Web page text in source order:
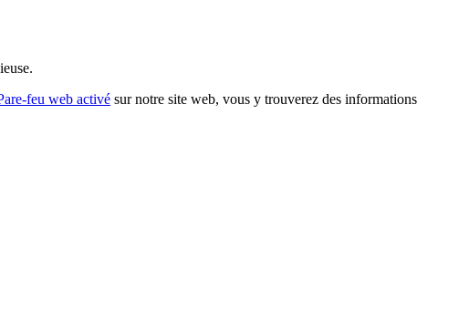
feu web activé sur notre site web, vous y trouverez des informations